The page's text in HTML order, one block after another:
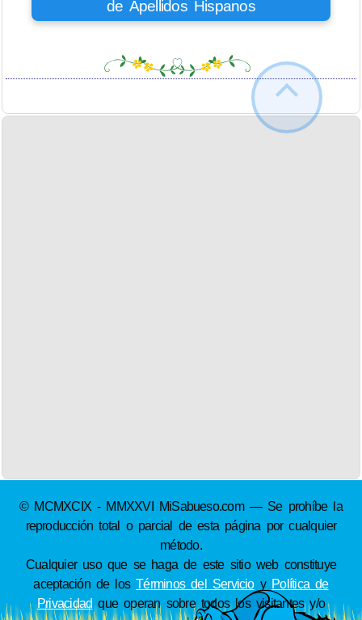
de Apellidos Hispanos
© MCMXCIX - MMXXVI MiSabueso.com — Se prohíbe la
reproducción total o parcial de esta página por cualquier
método.
Cualquier uso que se haga de este sitio web constituye
aceptación de losTérminos del Servicioy Política de
Privacidad que operan sobre todos los visitantes y/o